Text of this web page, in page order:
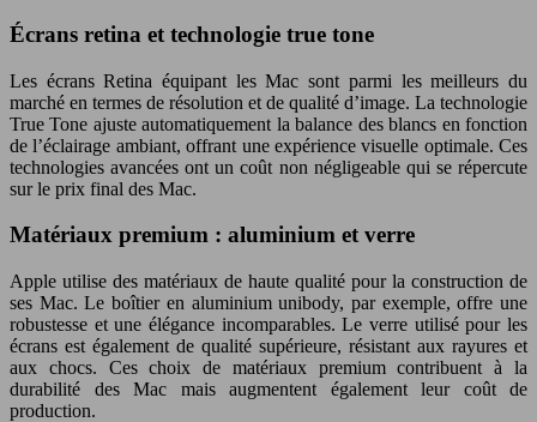
Écrans retina et technologie true tone
Les écrans Retina équipant les Mac sont parmi les meilleurs du
marché en termes de résolution et de qualité d’image. La technologie
True Tone ajuste automatiquement la balance des blancs en fonction
de l’éclairage ambiant, offrant une expérience visuelle optimale. Ces
technologies avancées ont un coût non négligeable qui se répercute
sur le prix final des Mac.
Matériaux premium : aluminium et verre
Apple utilise des matériaux de haute qualité pour la construction de
ses Mac. Le boîtier en aluminium unibody, par exemple, offre une
robustesse et une élégance incomparables. Le verre utilisé pour les
écrans est également de qualité supérieure, résistant aux rayures et
aux chocs. Ces choix de matériaux premium contribuent à la
durabilité des Mac mais augmentent également leur coût de
production.